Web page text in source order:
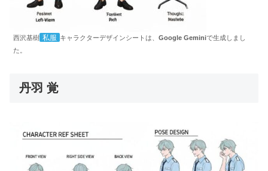
西沢基樹 私服 キャラクターデザインシートは、 Google Geminiで生成しまし
た。
丹羽 覚